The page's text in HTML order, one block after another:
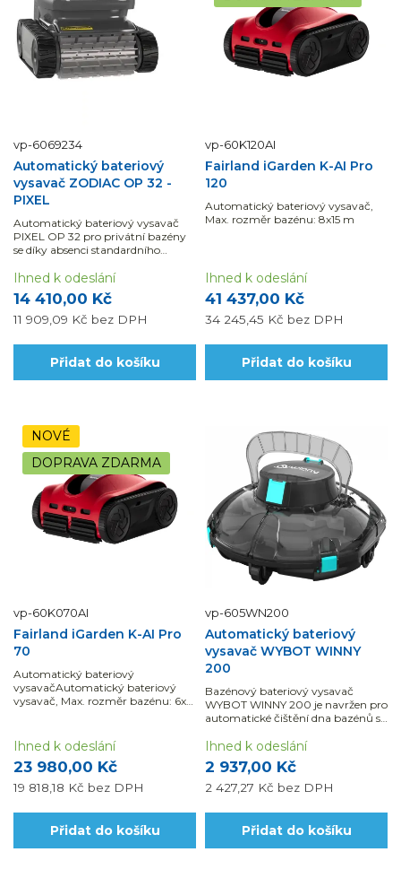
vp-6069234
Automatický bateriový
vysavač ZODIAC OP 32 -
PIXEL
Automatický bateriový vysavač
PIXEL OP 32 pro privátní bazény
se díky absenci standardního
denní bázi a nezabírá tolik místa
jako standardní automatické
vysavače.
14 410,00 Kč
11 909,09 Kč bez DPH
Ihned k odeslání
Přidat do košíku
vp-60K120AI
Fairland iGarden K-AI Pro
120
Automatický bateriový vysavač,
Max. rozměr bazénu: 8x15 m
41 437,00 Kč
34 245,45 Kč bez DPH
Ihned k odeslání
Přidat do košíku
NOVÉ
DOPRAVA ZDARMA
vp-60K070AI
Fairland iGarden K-AI Pro
70
Automatický bateriový
vysavačAutomatický bateriový
vysavač, Max. rozměr bazénu: 6x12
23 980,00 Kč
19 818,18 Kč bez DPH
Ihned k odeslání
Přidat do košíku
vp-605WN200
Automatický bateriový
vysavač WYBOT WINNY
200
Bazénový bateriový vysavač
WYBOT WINNY 200 je navržen pro
automatické čištění dna bazénů s
kapacitou 180µ a bavlněná síťka
mic.
2 937,00 Kč
2 427,27 Kč bez DPH
Ihned k odeslání
Přidat do košíku